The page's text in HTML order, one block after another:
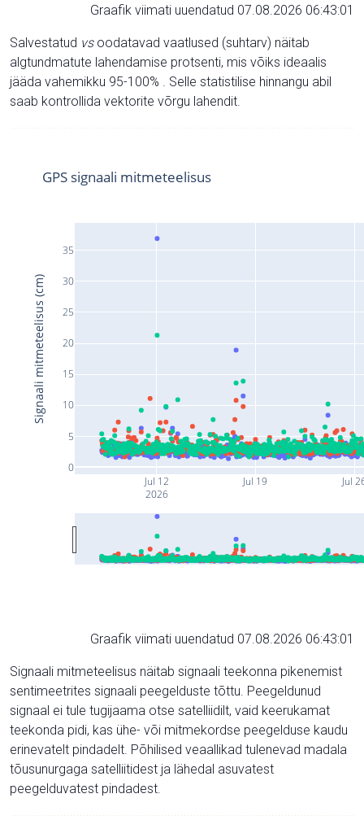
Graafik viimati uuendatud 07.08.2026 06:43:01
Salvestatud vsoodatavad vaatlused (suhtarv) näitab
algtundmatute lahendamise protsenti, mis võiks ideaalis
jääda vahemikku 95-100% . Selle statistilise hinnangu abil
saab kontrollida vektorite võrgu lahendit.
Jul 12
2026
Jul 19 Jul
0
5
10
15
20
25
30
35
GPS signaali mitmeteelisus
Signaali mitmeteelisus (cm)
Graafik viimati uuendatud 07.08.2026 06:43:01
Signaali mitmeteelisus näitab signaali teekonna pikenemist
sentimeetrites signaali peegelduste tõttu. Peegeldunud
signaal ei tule tugijaama otse satelliidilt, vaid keerukamat
teekonda pidi, kas ühe- või mitmekordse peegelduse kaudu
erinevatelt pindadelt. Põhilised veaallikad tulenevad madala
tõusunurgaga satelliitidest ja lähedal asuvatest
peegelduvatest pindadest.